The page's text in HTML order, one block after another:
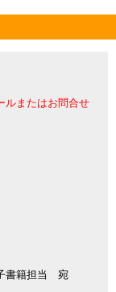
ルまたはお問合せ
書籍担当 宛